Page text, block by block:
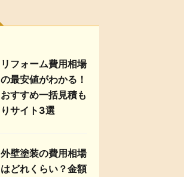
リフォーム費用相場
の最安値がわかる！
おすすめ一括見積も
りサイト3選
外壁塗装の費用相場
はどれくらい？金額